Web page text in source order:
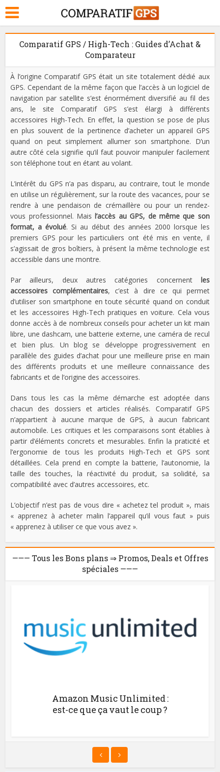
Comparatif GPS / High-Tech : Guides d’Achat &
Comparateur
À l’origine Comparatif GPS était un site totalement dédié aux
GPS. Cependant de la même façon que l’accès à un logiciel de
navigation par satellite s’est énormément diversifié au fil des
ans, le site Comparatif GPS s’est élargi à différents
accessoires High-Tech. En effet, la question se pose de plus
en plus souvent de la pertinence d’acheter un appareil GPS
quand on peut simplement allumer son smartphone. D’un
autre côté cela signifie qu’il faut pouvoir manipuler facilement
son téléphone tout en étant au volant.
L’intérêt du GPS n’a pas disparu, au contraire, tout le monde
en utilise un régulièrement, sur la route des vacances, pour se
rendre à une pendaison de crémaillère ou pour un rendez-
vous professionnel. Mais l’accès au GPS, de même que son
format, a évolué. Si au début des années 2000 lorsque les
premiers GPS pour les particuliers ont été mis en vente, il
s’agissait de gros boîtiers, à présent la même technologie est
accessible dans une montre.
Par ailleurs, deux autres catégories concernent les
accessoires complémentaires, c’est à dire ce qui permet
d’utiliser son smartphone en toute sécurité quand on conduit
et les accessoires High-Tech pratiques en voiture. Cela vous
donne accès à de nombreux conseils pour acheter un kit main
libre, une dashcam, une batterie externe, une caméra de recul
et bien plus. Un blog se développe progressivement en
parallèle des guides d’achat pour une meilleure prise en main
des différents produits et une meilleure connaissance des
fabricants et de l’origine des accessoires.
Dans tous les cas la même démarche est adoptée dans
chacun des dossiers et articles réalisés. Comparatif GPS
n’appartient à aucune marque de GPS, à aucun fabricant
automobile. Les critiques et les comparaisons sont établies à
partir d’éléments concrets et mesurables. Enfin la praticité et
l’ergonomie de tous les produits High-Tech et GPS sont
détaillées. Cela prend en compte la batterie, l’autonomie, la
taille des touches, la réactivité du produit, sa solidité, sa
compatibilité avec d’autres accessoires, etc.
L’objectif n’est pas de vous dire « achetez tel produit », mais
« apprenez à acheter malin l’appareil qu’il vous faut » puis
« apprenez à utiliser ce que vous avez ».
——— Tous les Bons plans ⇒ Promos, Deals et Offres
spéciales ———
Amazon Music Unlimited :
est-ce que ça vaut le coup ?